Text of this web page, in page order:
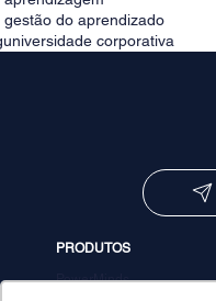
do aprendizado
universidade corporativa
PRODUTOS
PowerMinds